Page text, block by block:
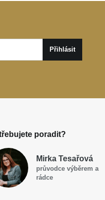
Přihlásit
poradit?
Mirka Tesařová
průvodce výběrem a
rádce